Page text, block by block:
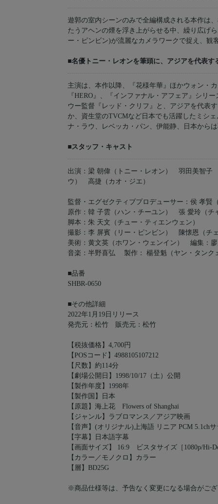
遊郭の室内シーンのみで全編構成される本作は
たうアヘンの煙を浮き上がらせる中、繰り広げ
ー・ピンビン)が流麗なカメラワークで捉え、観
■名優トニー・レオンを筆頭に、アジアを代表す
主演は、本作以降、『花様年華』ほかウォン・
『HERO』、『インファナル・アフェア』シリ
ウー監督『レッド・クリフ』と、アジアを代表
か、資生堂のTVCMなど日本でも活躍したミシ
ナ・ラウ、レベッカ・パン、伊能静、日本から
■スタッフ・キャスト
出演：梁 朝偉（トニー・レオン） 羽田美智
ウ） 高捷（カオ・ジエ）
監督・エグゼクティブプロデューサー：侯 孝賢
原作：韓 子雲（ハン・チーユン） 張 愛玲（
脚本：朱 天文（チュー・ティエンウェン）
撮影：李 屏賓（リー・ピンビン） 陳懐恩（チ
美術：黄文英（ホワン・ウェンイン） 編集：
音楽：半野喜弘 製作： 楊登魁（ヤン・タン
■品番
SHBR-0650
■その他詳細
2022年1月19日リリース
発売元：松竹 販売元：松竹
【税抜価格】4,700円
【POSコード】4988105107212
【尺数】約114分
【劇場公開日】1998/10/17（土）公開
【製作年度】1998年
【製作国】日本
【原題】海上花 Flowers of Shanghai
【ジャンル】ラブロマンス／アジア映画
【音声】(オリジナル)上海語 リニア PCM 5.1ch
【字幕】日本語字幕
【画面サイズ】 16:9 ビスタサイズ［1080p/Hi-
【カラー／モノクロ】カラー
【層】BD25G
※商品仕様等は、予告なく変更になる場合がご